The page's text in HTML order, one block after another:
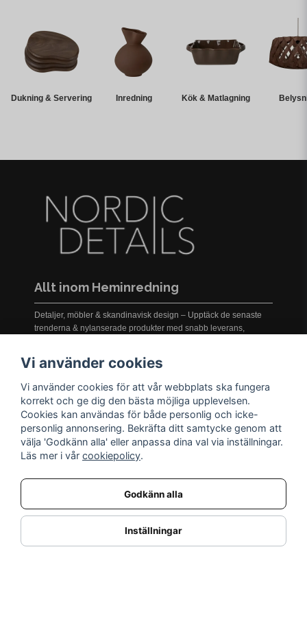
Dukning & Servering Inredning Kök & Matlagning
Allt inom Heminredning
Detaljer, möbler & skandinavisk design – Upptäck de senaste
trenderna & nylanserade produkter med snabb leverans,
INFORMATION
Nyheter
Kampanjer
Varumärken
Vi använder cookies
Vi använder cookies för att vår webbplats ska fungera
korrekt och ge dig den bästa möjliga upplevelsen.
Cookies kan användas för både personlig och icke-
personlig annonsering. Bekräfta ditt samtycke genom att
välja 'Godkänn alla' eller anpassa dina val via inställningar.
Läs mer i vår cookiepolicy.
Godkänn alla
Inställningar